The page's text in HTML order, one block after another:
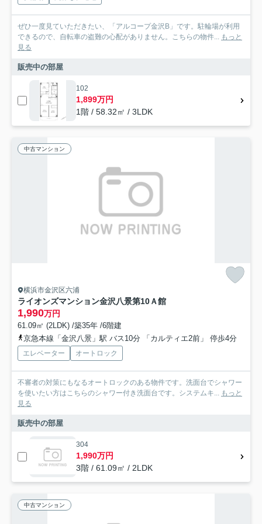
ぜひ一度見ていただきたい、「アルコープ金沢B」です。駐輪場が利用
できるので、自転車の盗難の心配がありません。こちらの物件... もっと
見る
販売中の部屋
102
1,899万円
1階 / 58.32㎡ / 3LDK
中古マンション
横浜市金沢区六浦
ライオンズマンション金沢八景第10Ａ館
1,990万円
61.09㎡ (2LDK) /築35年 /6階建
京急本線「金沢八景」駅 バス10分 「カルティエ2前」 停歩4分
エレベーター オートロック
不審者の対策にもなるオートロックのある物件です。洗面台でシャワー
を使いたい方はこちらのシャワー付き洗面台です。システムキ... もっと
見る
販売中の部屋
304
1,990万円
3階 / 61.09㎡ / 2LDK
中古マンション